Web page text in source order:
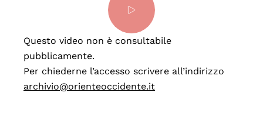
Questo video non è consultabile
pubblicamente.
Per chiederne l’accesso scrivere all’indirizzo
archivio@orienteoccidente.it